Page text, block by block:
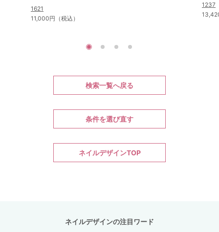
1621
11,000円（税込）
1237
検索一覧へ戻る
条件を選び直す
ネイルデザインTOP
ネイルデザインの注目ワード